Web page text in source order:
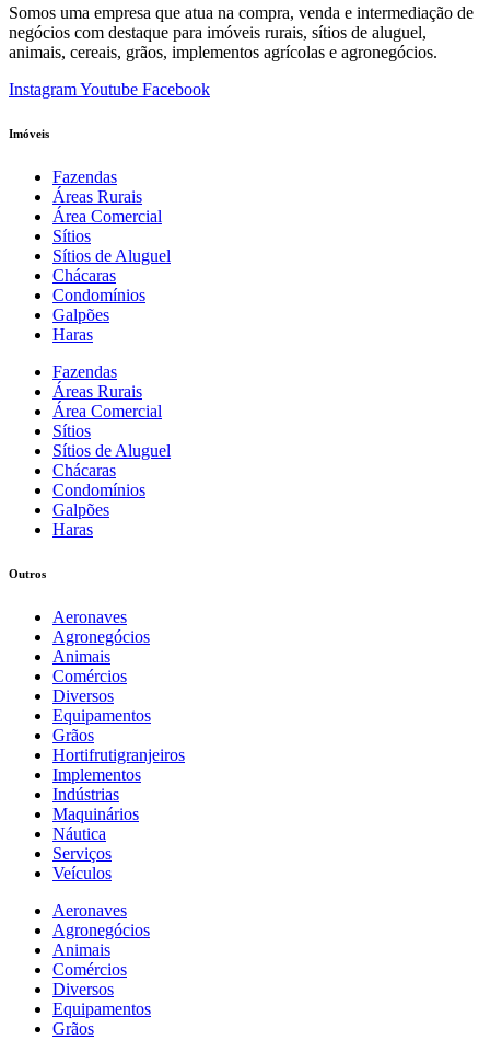
Somos uma empresa que atua na compra, venda e intermediação de
negócios com destaque para imóveis rurais, sítios de aluguel,
animais, cereais, grãos, implementos agrícolas e agronegócios.
InstagramYoutube Facebook
Imóveis
Fazendas
Áreas Rurais
Área Comercial
Sítios
Sítios de Aluguel
Chácaras
Condomínios
Galpões
Haras
Fazendas
Áreas Rurais
Área Comercial
Sítios
Sítios de Aluguel
Chácaras
Condomínios
Galpões
Haras
Outros
Aeronaves
Agronegócios
Animais
Comércios
Diversos
Equipamentos
Grãos
Hortifrutigranjeiros
Implementos
Indústrias
Maquinários
Náutica
Serviços
Veículos
Aeronaves
Agronegócios
Animais
Comércios
Diversos
Equipamentos
Grãos